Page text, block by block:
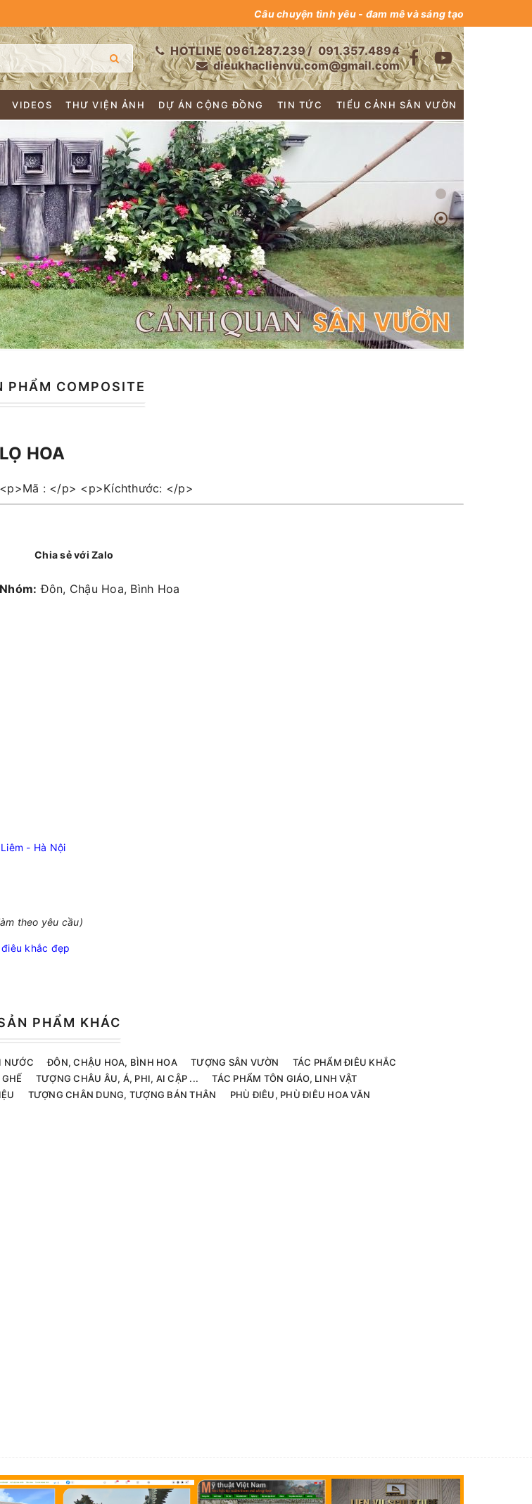
Câu chuyện tình yêu - đam mê và sáng tạo
HOTLINE 0961.287.239/ 091.357.4894
dieukhaclienvu.com@gmail.com
VIDEOS THƯ VIỆN ẢNH DỰ ÁN CỘNG ĐỒNG TIN TỨC TIỂU CẢNH SÂN VƯỜN
PHẨM COMPOSITE
LỌ HOA
<p>Mã : </p> <p>Kíchthước: </p>
Chia sẻ với Zalo
Nhóm: Đôn, Chậu Hoa, Bình Hoa
- Hà Nội
theo yêu cầu)
khắc đẹp
PHẨM KHÁC
NƯỚC ĐÔN, CHẬU HOA, BÌNH HOA TƯỢNG SÂN VƯỜN
TÁC PHẨM ĐIÊU KHẮC
TƯỢNG CHÂU ÂU, Á, PHI, AI CẬP ...
TÁC PHẨM TÔN GIÁO, LINH VẬT
TƯỢNG CHÂN DUNG, TƯỢNG BÁN THÂN PHÙ ĐIÊU, PHÙ ĐIÊU HOA VĂN